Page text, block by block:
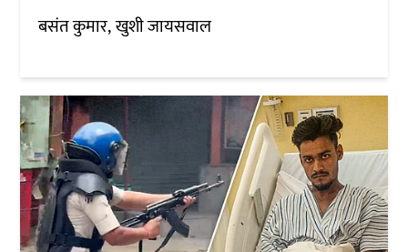
बसंत कुमार खुशी जायसवाल